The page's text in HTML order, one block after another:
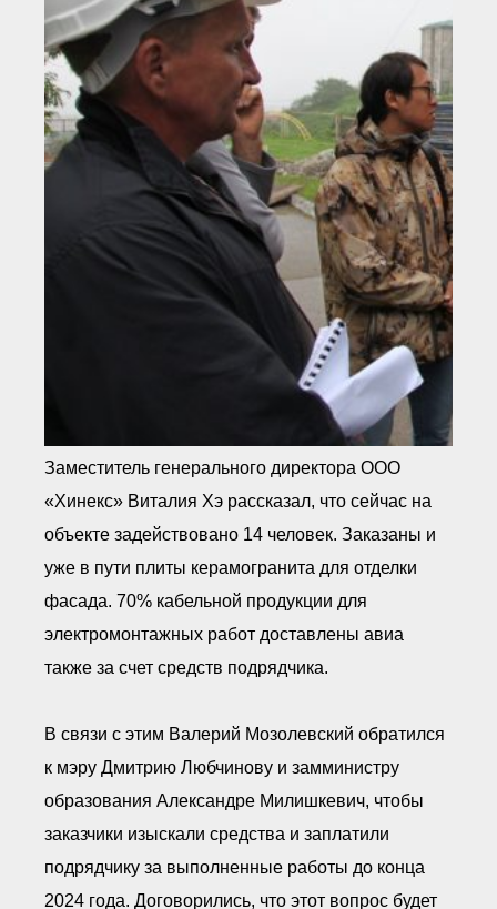
Заместитель генерального директора ООО
«Хинекс» Виталия Хэ рассказал, что сейчас на
объекте задействовано 14 человек. Заказаны и
уже в пути плиты керамогранита для отделки
фасада. 70% кабельной продукции для
электромонтажных работ доставлены авиа
также за счет средств подрядчика.
В связи с этим Валерий Мозолевский обратился
к мэру Дмитрию Любчинову и замминистру
образования Александре Милишкевич, чтобы
заказчики изыскали средства и заплатили
подрядчику за выполненные работы до конца
2024 года. Договорились, что этот вопрос будет